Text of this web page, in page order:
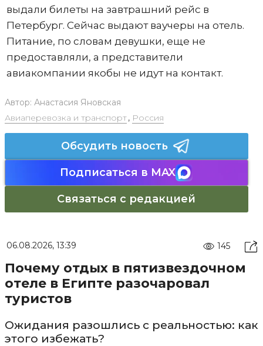
выдали билеты на завтрашний рейс в
Петербург. Сейчас выдают ваучеры на отель.
Питание, по словам девушки, еще не
предоставляли, а представители
авиакомпании якобы не идут на контакт.
Автор: Анастасия Яновская
Авиаперевозка и транспорт, Россия
Обсудить новость
Подписаться в MAX
Связаться с редакцией
06.08.2026, 13:39 145
Почему отдых в пятизвездочном
отеле в Египте разочаровал
туристов
Ожидания разошлись с реальностью: как
этого избежать?